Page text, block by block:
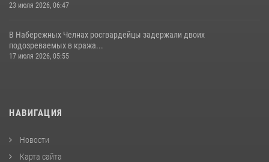
23 июля 2026, 06:47
В Набережных Челнах росгвардейцы задержали двоих
подозреваемых в кража...
17 июля 2026, 05:55
НАВИГАЦИЯ
Новости
Карта сайта